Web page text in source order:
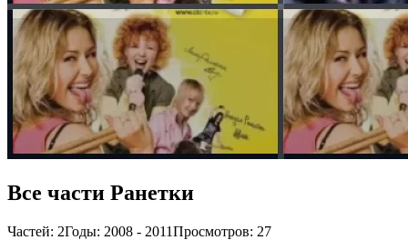
Все части Ранетки
Частей: 2Годы: 2008 - 2011Просмотров: 27